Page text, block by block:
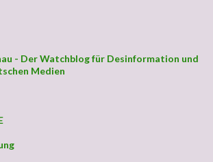
- Der Watchblog für Desinformation und
Medien